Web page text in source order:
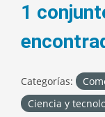
1
Categorías:
Ciencia y